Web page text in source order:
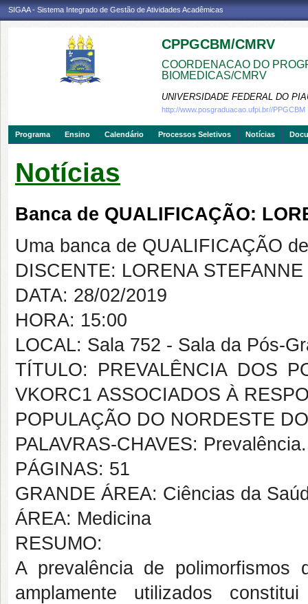
SIGAA - Sistema Integrado de Gestão de Atividades Acadêmicas
CPPGCBM/CMRV
COORDENACAO DO
BIOMEDICAS/CMRV
UNIVERSIDADE FEDERAL DO
http://www.posgraduacao.ufpi.br//PPGCBM
Programa Ensino Calendário Processos Seletivos Notícias
Notícias
Banca de QUALIFICAÇÃO:
Uma banca de QUALIFICAÇÃO
DISCENTE: LORENA
DATA: 28/02/2019
HORA: 15:00
LOCAL: Sala 752 - Sala da Pós-
TÍTULO: PREVALÊNCIA DOS
VKORC1 ASSOCIADOS À
POPULAÇÃO DO NORDESTE
PALAVRAS-CHAVES:
PÁGINAS: 51
GRANDE ÁREA: Ciências da
ÁREA: Medicina
RESUMO:
A prevalência de polimorfismos
amplamente utilizados